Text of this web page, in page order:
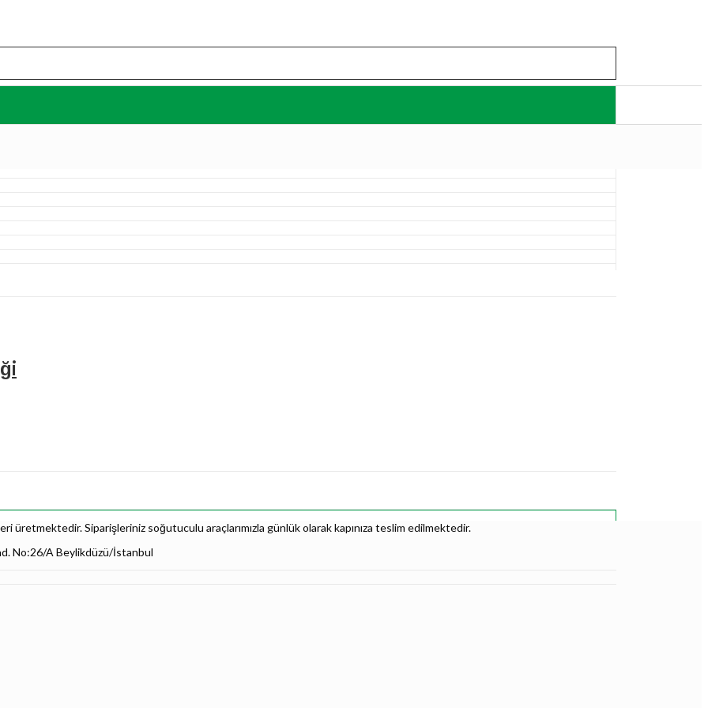
üretmektedir. Siparişleriniz soğutuculu araçlarımızla günlük olarak kapınıza teslim edilmektedir.
No:26/A Beylikdüzü/İstanbul